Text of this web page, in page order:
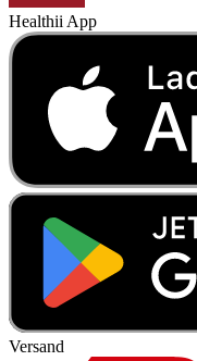
Healthii App
Versand